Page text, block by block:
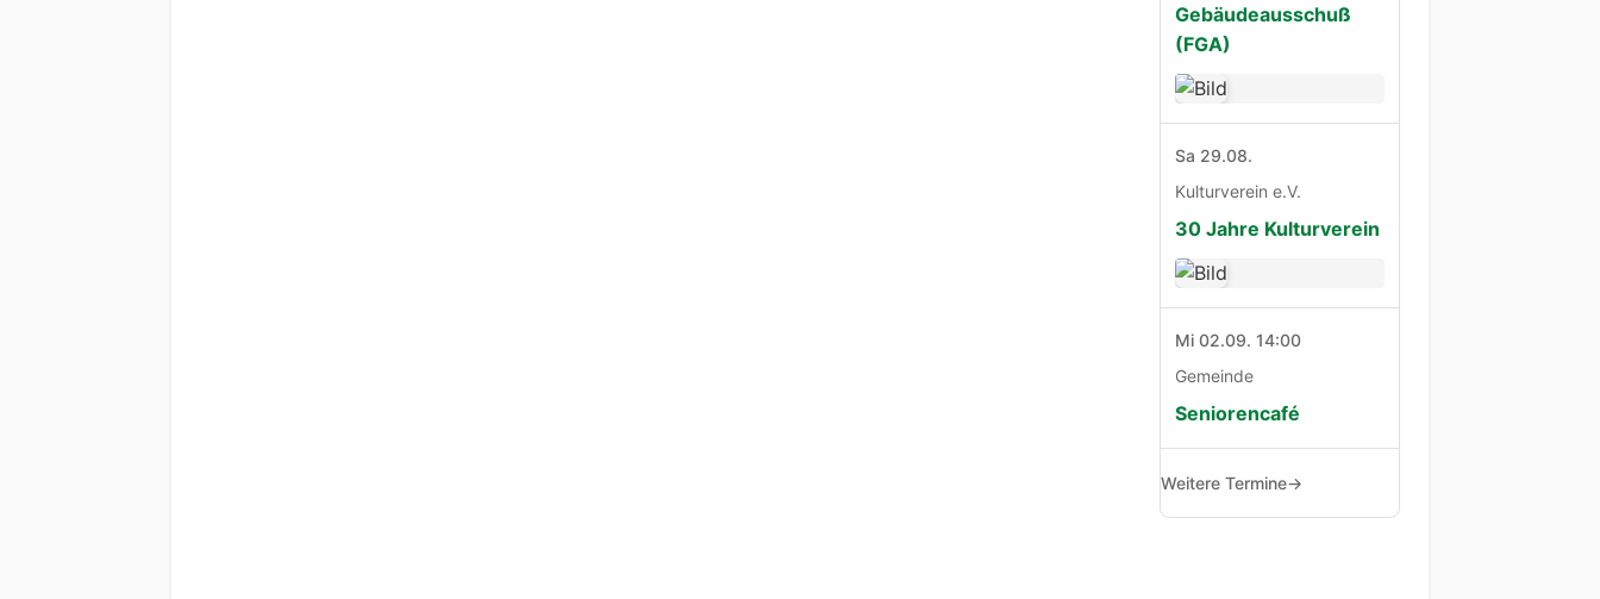
Gebäudeausschuß
(FGA)
Sa 29.08.
Kulturverein e.V.
30 Jahre Kulturverein
Mi 02.09. 14:00
Gemeinde
Seniorencafé
Weitere Termine→